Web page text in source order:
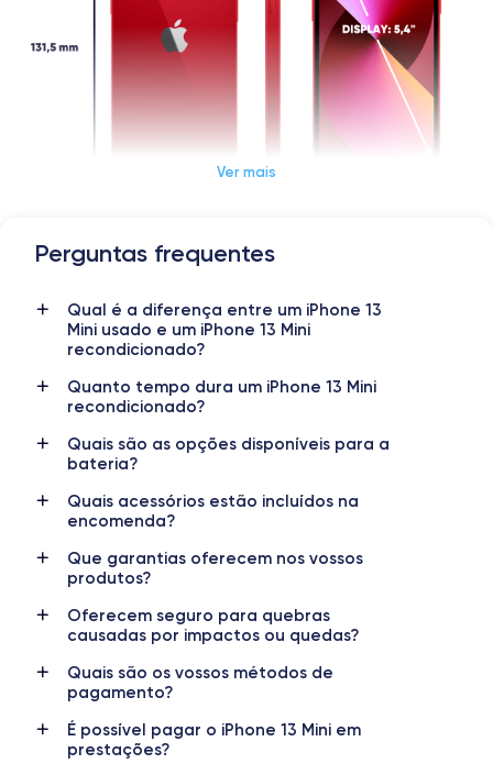
Dimensões e peso do iPhone 13 Mini
Data de lançamento
24/09/2021
Sistema operativo
iOS (iOS 26)
Dimensões
131.5×64.2×7.65 mm
Peso
Ecrã
OLED 5.4 polegadas
Resolução do ecrã
Nome do chip
Chip A15 Bionic
GPU de 4 núcleos 3.23 GHz
Câmara
12 Mpx
Câmara frontal
Ver mais
Perguntas frequentes
Qual é a diferença entre um iPhone 13
Mini usado e um iPhone 13 Mini
recondicionado?
Quanto tempo dura um iPhone 13 Mini
recondicionado?
Quais são as opções disponíveis para a
bateria?
Quais acessórios estão incluídos na
encomenda?
Que garantias oferecem nos vossos
produtos?
Oferecem seguro para quebras
causadas por impactos ou quedas?
Quais são os vossos métodos de
pagamento?
É possível pagar o iPhone 13 Mini em
prestações?